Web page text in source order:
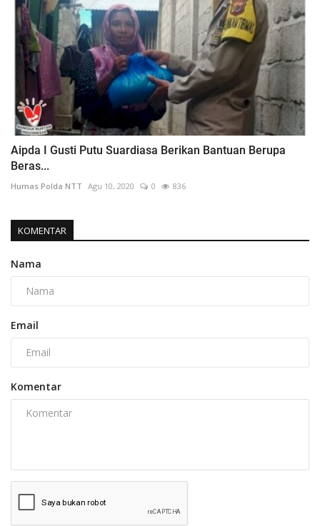
Aipda I Gusti Putu Suardiasa Berikan Bantuan Berupa
Beras...
Humas Polda NTT Agu 10, 2020 0 836
KOMENTAR
Nama
Email
Komentar